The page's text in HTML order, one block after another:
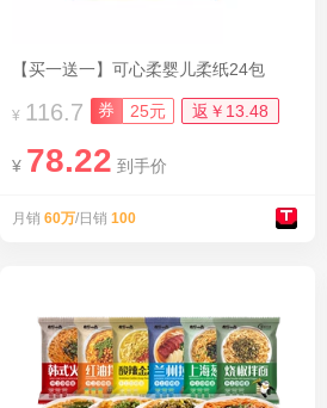
【买一送一】可心柔婴儿柔纸24包
¥ 116.7 券 25元 返￥13.48
¥ 78.22 到手价
月销 60万/日销 100